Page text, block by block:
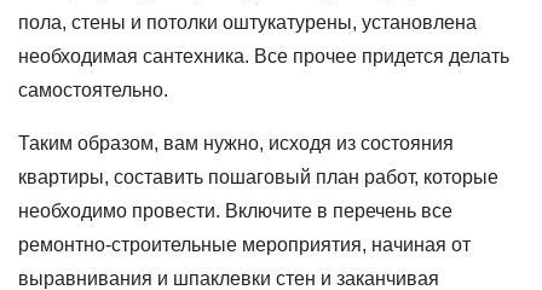
пола, стены и потолки оштукатурены, установлена
необходимая сантехника. Все прочее придется делать
самостоятельно.
Таким образом, вам нужно, исходя из состояния
квартиры, составить пошаговый план работ, которые
необходимо провести. Включите в перечень все
ремонтно-строительные мероприятия, начиная от
выравнивания и шпаклевки стен и заканчивая